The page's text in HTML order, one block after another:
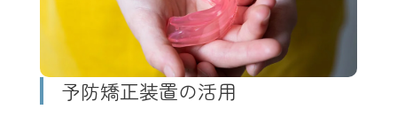
予防矯正装置の活用